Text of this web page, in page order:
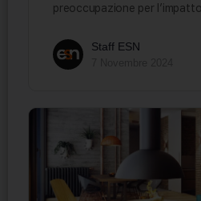
preoccupazione per
Staff ESN